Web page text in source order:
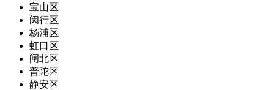
宝山区
闵行区
杨浦区
虹口区
闸北区
普陀区
静安区